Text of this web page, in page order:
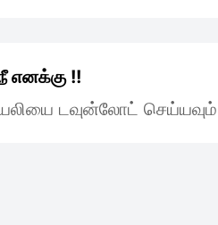
எனக்கு !!
டவுன்லோட் செய்யவும்